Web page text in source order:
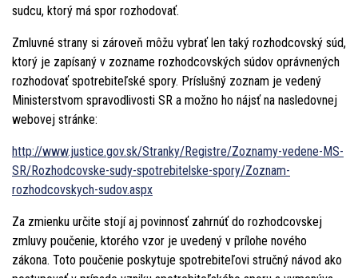
sudcu, ktorý má spor rozhodovať.
Zmluvné strany si zároveň môžu vybrať len taký rozhodcovský súd,
ktorý je zapísaný v zozname rozhodcovských súdov oprávnených
rozhodovať spotrebiteľské spory. Príslušný zoznam je vedený
Ministerstvom spravodlivosti SR a možno ho nájsť na nasledovnej
webovej stránke:
http://www.justice.gov.sk/Stranky/Registre/Zoznamy-vedene-MS-
SR/Rozhodcovske-sudy-spotrebitelske-spory/Zoznam-
rozhodcovskych-sudov.aspx
Za zmienku určite stojí aj povinnosť zahrnúť do rozhodcovskej
zmluvy poučenie, ktorého vzor je uvedený v prílohe nového
zákona. Toto poučenie poskytuje spotrebiteľovi stručný návod ako